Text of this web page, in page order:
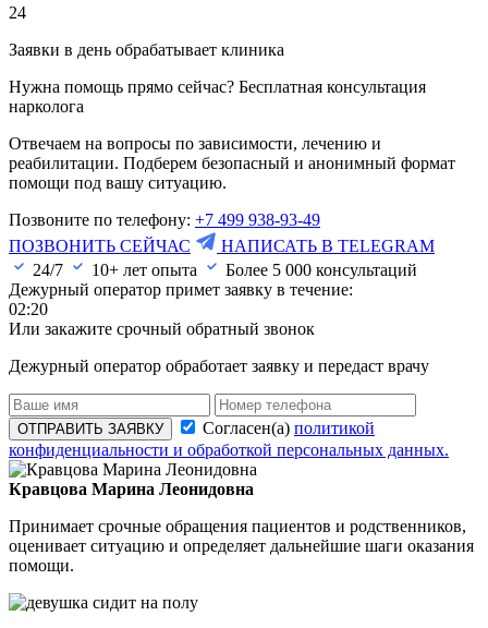
24
Заявки в день обрабатывает клиника
Нужна помощь прямо сейчас? Бесплатная консультация
нарколога
Отвечаем на вопросы по зависимости, лечению и
реабилитации. Подберем безопасный и анонимный формат
помощи под вашу ситуацию.
Позвоните по телефону: +7 499 938-93-49
ПОЗВОНИТЬ СЕЙЧАС
НАПИСАТЬ В TELEGRAM
24/7
10+ лет опыта Более 5 000 консультаций
Дежурный оператор примет заявку в течение:
02:20
Или закажите срочный обратный звонок
Дежурный оператор обработает заявку и передаст врачу
ОТПРАВИТЬ ЗАЯВКУ Согласен(а) политикой
конфиденциальности и обработкой персональных данных.
Кравцова Марина Леонидовна
Принимает срочные обращения пациентов и родственников,
оценивает ситуацию и определяет дальнейшие шаги оказания
помощи.